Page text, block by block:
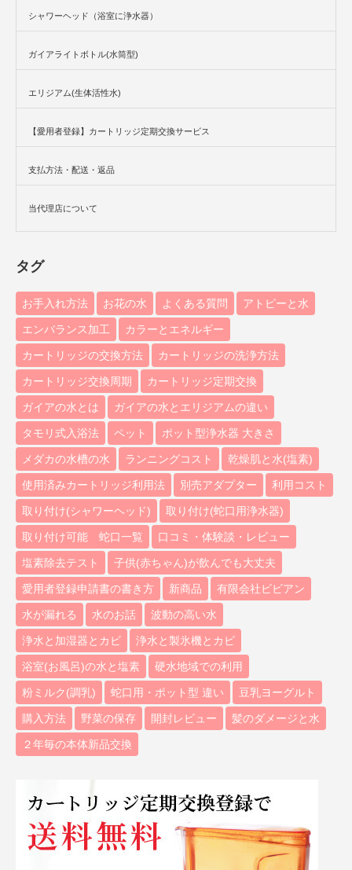
シャワーヘッド（浴室に浄水器）
ガイアライトボトル(水筒型)
エリジアム(生体活性水)
【愛用者登録】カートリッジ定期交換サービス
支払方法・配送・返品
当代理店について
タグ
お手入れ方法 お花の水 よくある質問 アトピーと水
エンバランス加工 カラーとエネルギー
カートリッジの交換方法 カートリッジの洗浄方法
カートリッジ交換周期 カートリッジ定期交換
ガイアの水とは ガイアの水とエリジアムの違い
タモリ式入浴法 ペット ポット型浄水器 大きさ
メダカの水槽の水 ランニングコスト 乾燥肌と水(塩素)
使用済みカートリッジ利用法 別売アダプター 利用コスト
取り付け(シャワーヘッド) 取り付け(蛇口用浄水器)
取り付け可能 蛇口一覧 口コミ・体験談・レビュー
塩素除去テスト 子供(赤ちゃん)が飲んでも大丈夫
愛用者登録申請書の書き方 新商品 有限会社ビビアン
水が漏れる 水のお話 波動の高い水
浄水と加湿器とカビ 浄水と製氷機とカビ
浴室(お風呂)の水と塩素 硬水地域での利用
粉ミルク(調乳) 蛇口用・ポット型 違い 豆乳ヨーグルト
購入方法 野菜の保存 開封レビュー 髪のダメージと水
２年毎の本体新品交換